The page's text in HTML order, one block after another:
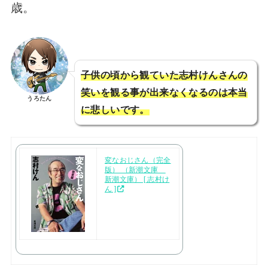
歳。
うろたん
子供の頃から観ていた志村けんさんの
笑いを観る事が出来なくなるのは本当
に悲しいです。
変なおじさん（完全
版） （新潮文庫
新潮文庫） [ 志村け
ん ]